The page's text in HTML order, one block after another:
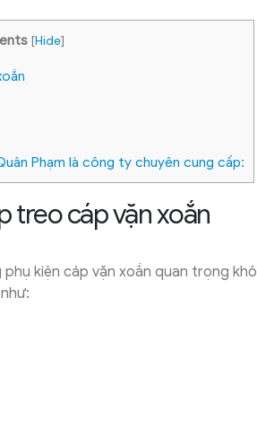
[Hide]
Phạm là công ty chuyên cung cấp:
treo cáp vặn xoắn
kiện cáp vặn xoắn quan trọng